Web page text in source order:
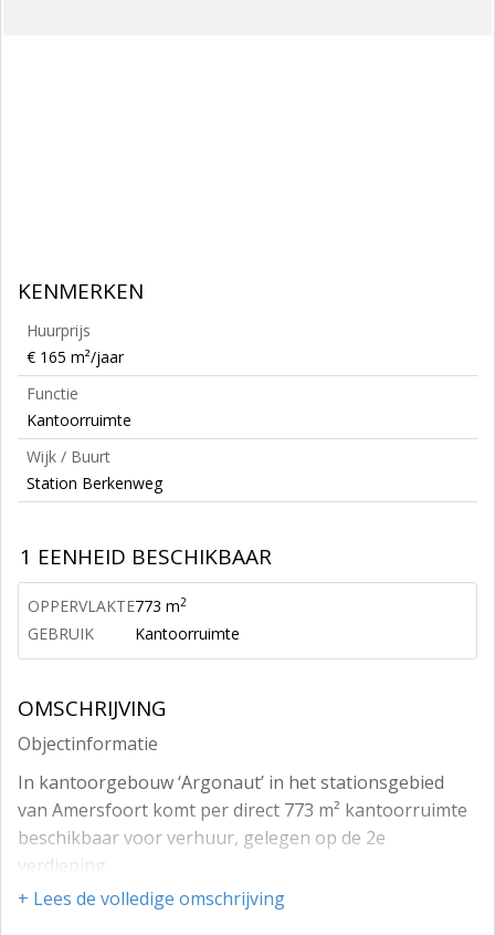
KENMERKEN
Huurprijs
€ 165 m²/jaar
Functie
Kantoorruimte
Wijk / Buurt
Station Berkenweg
1 EENHEID BESCHIKBAAR
OPPERVLAKTE773 m2
GEBRUIK Kantoorruimte
OMSCHRIJVING
Objectinformatie
In kantoorgebouw ‘Argonaut’ in het stationsgebied
van Amersfoort komt per direct 773 m² kantoorruimte
beschikbaar voor verhuur, gelegen op de 2e
verdieping.
Locatie
+ Lees de volledige omschrijving